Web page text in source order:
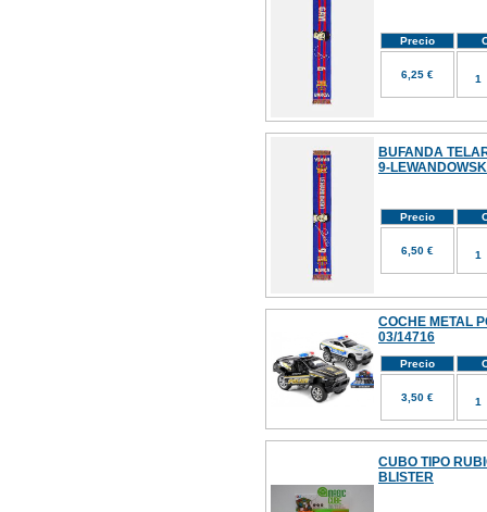
Precio
6,25 €
BUFANDA
9-
Precio
6,50 €
COCHE METAL
03/14716
Precio
3,50 €
CUBO TIPO
BLISTER